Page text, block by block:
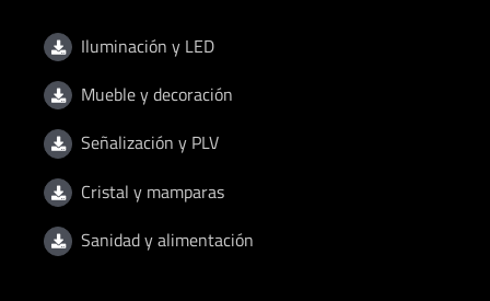
Iluminación y LED
Mueble y decoración
Señalización y PLV
Cristal y mamparas
Sanidad y alimentación